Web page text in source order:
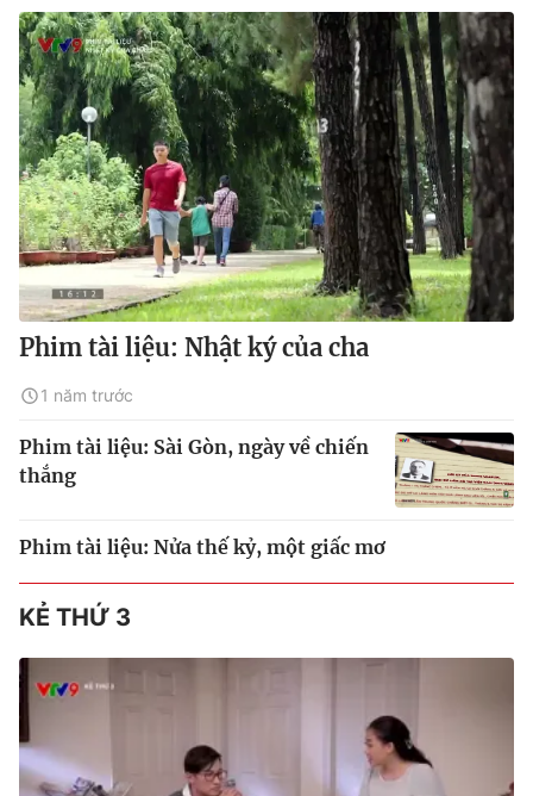
Phim tài liệu: Nhật ký của cha
1 năm trước
Phim tài liệu: Sài Gòn, ngày về chiến
thắng
Phim tài liệu: Nửa thế kỷ, một giấc mơ
KẺ THỨ 3